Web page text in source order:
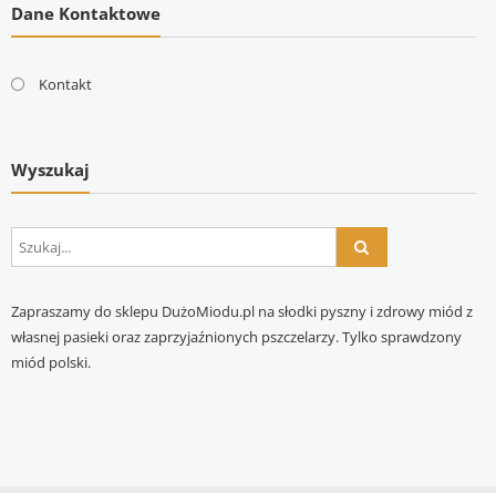
Dane Kontaktowe
Kontakt
Wyszukaj
Zapraszamy do sklepu DużoMiodu.pl na słodki pyszny i zdrowy miód z
własnej pasieki oraz zaprzyjaźnionych pszczelarzy. Tylko sprawdzony
miód polski.